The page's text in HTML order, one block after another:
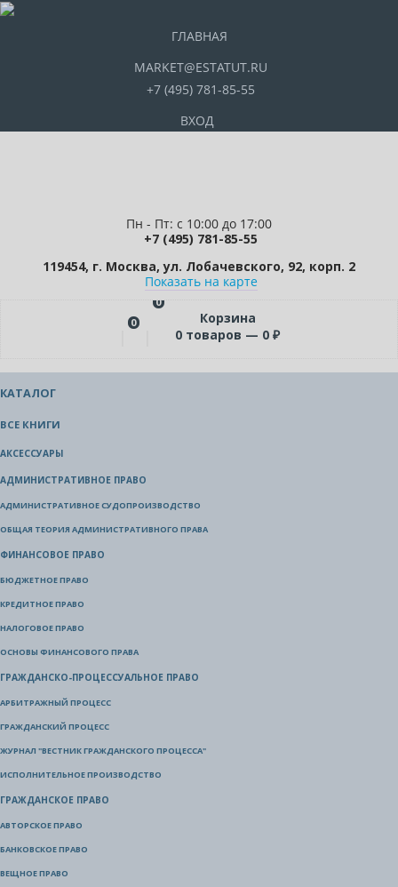
ГЛАВНАЯ
MARKET@ESTATUT.RU
+7 (495) 781-85-55
ВХОД
Пн - Пт: с 10:00 до 17:00
+7 (495) 781-85-55
119454, г. Москва, ул. Лобачевского, 92, корп. 2
Показать на карте
0
0
Корзина
0 товаров — 0 ₽
КАТАЛОГ
ВСЕ КНИГИ
АКСЕССУАРЫ
АДМИНИСТРАТИВНОЕ ПРАВО
АДМИНИСТРАТИВНОЕ СУДОПРОИЗВОДСТВО
ОБЩАЯ ТЕОРИЯ АДМИНИСТРАТИВНОГО ПРАВА
ФИНАНСОВОЕ ПРАВО
БЮДЖЕТНОЕ ПРАВО
КРЕДИТНОЕ ПРАВО
НАЛОГОВОЕ ПРАВО
ОСНОВЫ ФИНАНСОВОГО ПРАВА
ГРАЖДАНСКО-ПРОЦЕССУАЛЬНОЕ ПРАВО
АРБИТРАЖНЫЙ ПРОЦЕСС
ГРАЖДАНСКИЙ ПРОЦЕСС
ЖУРНАЛ "ВЕСТНИК ГРАЖДАНСКОГО ПРОЦЕССА"
ИСПОЛНИТЕЛЬНОЕ ПРОИЗВОДСТВО
ГРАЖДАНСКОЕ ПРАВО
АВТОРСКОЕ ПРАВО
БАНКОВСКОЕ ПРАВО
ВЕЩНОЕ ПРАВО